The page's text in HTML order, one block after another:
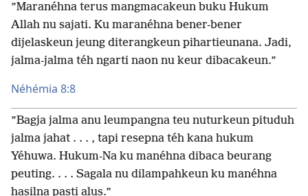
”Maranéhna terus mangmacakeun buku Hukum
Allah nu sajati. Ku maranéhna bener-bener
dijelaskeun jeung diterangkeun pihartieunana. Jadi,
jalma-jalma téh ngarti naon nu keur dibacakeun.”
Néhémia 8:8
”Bagja jalma anu leumpangna teu nuturkeun pituduh
jalma jahat . . . , tapi resepna téh kana hukum
Yéhuwa. Hukum-Na ku manéhna dibaca beurang
peuting. . . . Sagala nu dilampahkeun ku manéhna
hasilna pasti alus.”